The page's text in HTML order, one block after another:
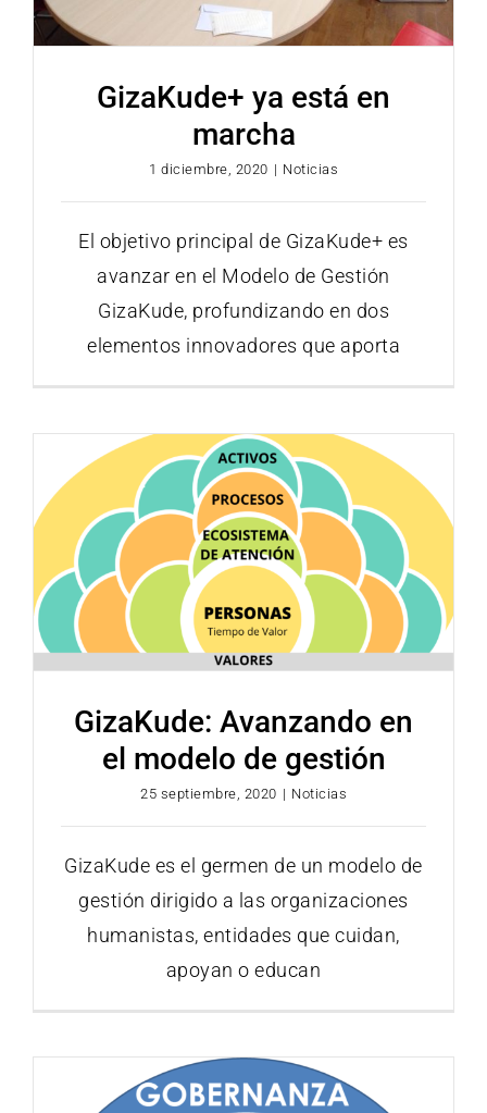
GizaKude+ ya está en
marcha
1 diciembre, 2020 | Noticias
El objetivo principal de GizaKude+ es
avanzar en el Modelo de Gestión
GizaKude, profundizando en dos
elementos innovadores que aporta
GizaKude: Avanzando en
el modelo de gestión
25 septiembre, 2020 | Noticias
GizaKude es el germen de un modelo de
gestión dirigido a las organizaciones
humanistas, entidades que cuidan,
apoyan o educan